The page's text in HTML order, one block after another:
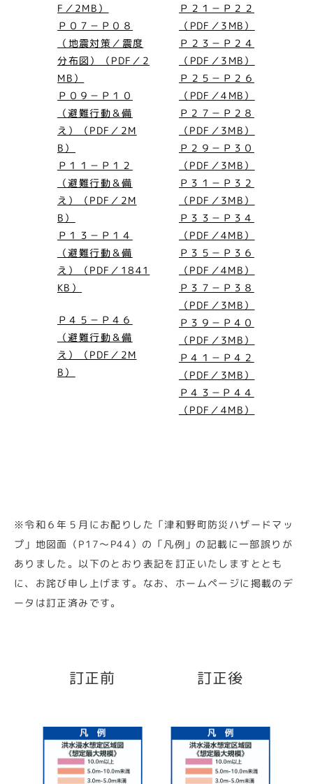
F／2MB）
Ｐ０７－Ｐ０８
（地震対策／震度
分布図）（PDF／2
MB）
Ｐ０９－Ｐ１０
（避難行動＆備
え）（PDF／2M
B）
Ｐ１１－Ｐ１２
（避難行動＆備
え）（PDF／2M
B）
Ｐ１３－Ｐ１４
（避難行動＆備
え）（PDF／1841
KB）
Ｐ４５－Ｐ４６
（避難行動＆備
え）（PDF／2M
B）
Ｐ２１－Ｐ２２
（PDF／3MB）
Ｐ２３－Ｐ２４
（PDF／3MB）
Ｐ２５－Ｐ２６
（PDF／4MB）
Ｐ２７－Ｐ２８
（PDF／3MB）
Ｐ２９－Ｐ３０
（PDF／3MB）
Ｐ３１－Ｐ３２
（PDF／3MB）
Ｐ３３－Ｐ３４
（PDF／4MB）
Ｐ３５－Ｐ３６
（PDF／4MB）
Ｐ３７－Ｐ３８
（PDF／3MB）
Ｐ３９－Ｐ４０
（PDF／3MB）
Ｐ４１－Ｐ４２
（PDF／3MB）
Ｐ４３－Ｐ４４
（PDF／4MB）
※令和６年５月にお配りした「津和野町防災ハザードマッ
プ」地図面（P17～P44）の「凡例」の記載に一部誤りが
ありました。以下のとおり表記を訂正いたしますととも
に、お詫び申し上げます。なお、ホームページに掲載のデ
ータは訂正済みです。
訂正前 訂正後